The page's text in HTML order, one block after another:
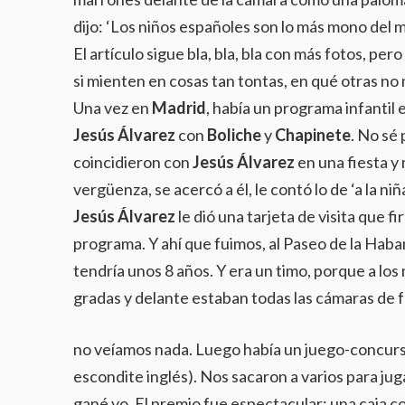
dijo: ‘Los niños españoles son lo más mono del
El artículo sigue bla, bla, bla con más fotos,
si mienten en cosas tan tontas, en qué otras no
Una vez en Madrid, había un programa infantil
Jesús Álvarez con BolicheyChapinete. No sé
coincidieron conJesús Álvarez en una fiesta y
vergüenza, se acercó a él, le contó lo de ‘a la
Jesús Álvarez le dió una tarjeta de visita que
programa. Y ahí que fuimos, al Paseo de la
tendría unos 8 años. Y era un timo, porque a
gradas y delante estaban todas las cámaras de
no veíamos nada. Luego había un juego-
escondite inglés). Nos sacaron a varios para